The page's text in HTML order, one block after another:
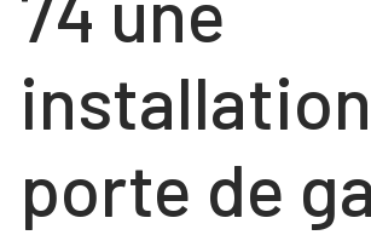
NOS PORTES « HABITAT »
NOS PORTES « TERTIAIRE »
porte de